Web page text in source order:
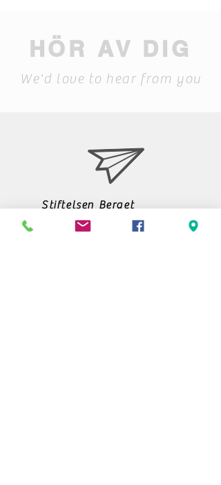
HÖR AV DIG
We'd love to hear from you
Stiftelsen Berget
Tempelvägen 10